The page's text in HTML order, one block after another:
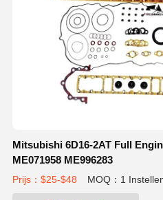
Mitsubishi 6D16-2AT Full
ME071958 ME996283
Prijs：$25-$48 MOQ：1